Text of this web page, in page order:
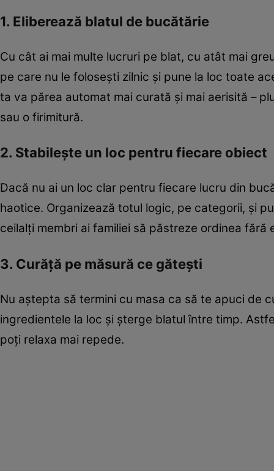
1. Eliberează blatul de bucătărie
Cu cât ai mai multe lucruri pe blat, cu atât mai
pe care nu le folosești zilnic și pune la loc toate
ta va părea automat mai curată și mai aerisită –
sau o firimitură.
2. Stabilește un loc pentru fiecare obiect
Dacă nu ai un loc clar pentru fiecare lucru din
haotice. Organizează totul logic, pe categorii, și
ceilalți membri ai familiei să păstreze ordinea fără
3. Curăță pe măsură ce gătești
Nu aștepta să termini cu masa ca să te apuci de
ingredientele la loc și șterge blatul între timp.
poți relaxa mai repede.